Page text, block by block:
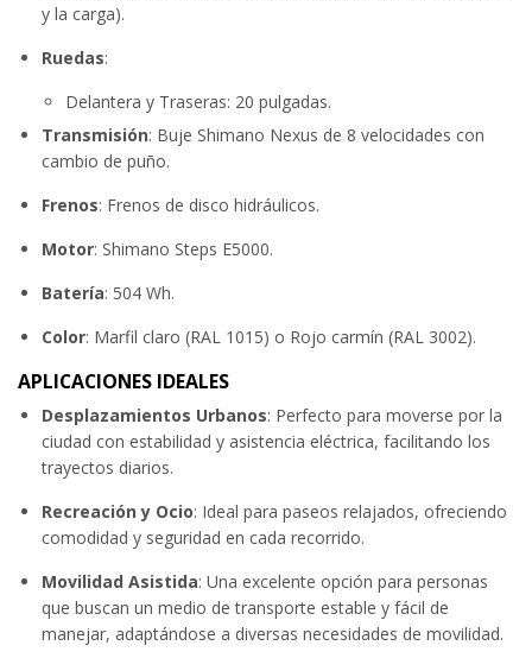
y la carga).
Ruedas:
Delantera y Traseras: 20 pulgadas.
Transmisión: Buje Shimano Nexus de 8 velocidades con
cambio de puño.
Frenos: Frenos de disco hidráulicos.
Motor: Shimano Steps E5000.
Batería: 504 Wh.
Color: Marfil claro (RAL 1015) o Rojo carmín (RAL 3002).
APLICACIONES IDEALES
Desplazamientos Urbanos: Perfecto para moverse por la
ciudad con estabilidad y asistencia eléctrica, facilitando los
trayectos diarios.
Recreación y Ocio: Ideal para paseos relajados, ofreciendo
comodidad y seguridad en cada recorrido.
Movilidad Asistida: Una excelente opción para personas
que buscan un medio de transporte estable y fácil de
manejar, adaptándose a diversas necesidades de movilidad.